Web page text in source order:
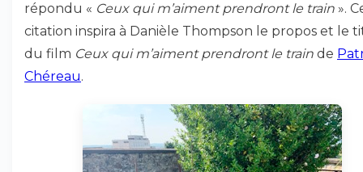
répondu « Ceux qui m’aiment prendront le train ».
citation inspira à Danièle Thompson le propos et le
du film Ceux qui m’aiment prendront le train de
Chéreau.